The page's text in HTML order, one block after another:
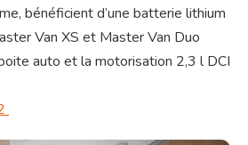
bénéficient d’une batterie lithium
Van XS et Master Van Duo
auto et la motorisation 2,3 l DCI